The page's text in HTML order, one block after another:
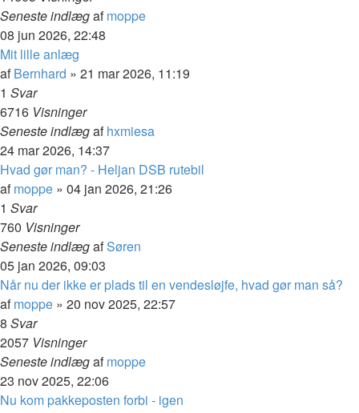
Seneste indlægafmoppe
08 jun 2026, 22:48
Mit lille anlæg
afBernhard » 21 mar 2026, 11:19
1 Svar
6716 Visninger
Seneste indlægafhxmiesa
24 mar 2026, 14:37
Hvad gør man? - Heljan DSB rutebil
afmoppe » 04 jan 2026, 21:26
1 Svar
760 Visninger
Seneste indlægafSøren
05 jan 2026, 09:03
Når nu der ikke er plads til en vendesløjfe, hvad gør man så?
afmoppe » 20 nov 2025, 22:57
8 Svar
2057 Visninger
Seneste indlægafmoppe
23 nov 2025, 22:06
Nu kom pakkeposten forbi - igen